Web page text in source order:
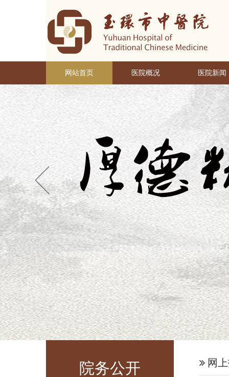
网站首页 医院概况 医院新闻
院务公开 网